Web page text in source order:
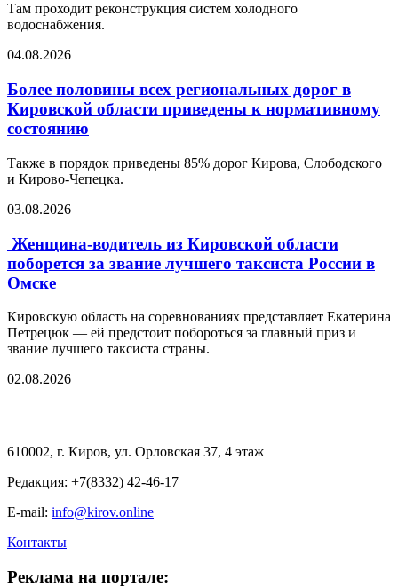
Там проходит реконструкция систем холодного
водоснабжения.
04.08.2026
Более половины всех региональных дорог в
Кировской области приведены к нормативному
состоянию
Также в порядок приведены 85% дорог Кирова, Слободского
и Кирово-Чепецка.
03.08.2026
Женщина-водитель из Кировской области
поборется за звание лучшего таксиста России в
Омске
Кировскую область на соревнованиях представляет Екатерина
Петрецюк — ей предстоит побороться за главный приз и
звание лучшего таксиста страны.
02.08.2026
610002, г. Киров, ул. Орловская 37, 4 этаж
Редакция: +7(8332) 42-46-17
E-mail: info@kirov.online
Контакты
Реклама на портале: